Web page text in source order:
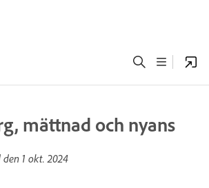
mättnad och nyans
den 1 okt. 2024